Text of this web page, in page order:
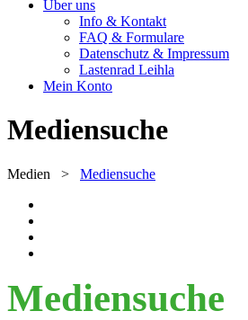
Über uns
Info & Kontakt
FAQ & Formulare
Datenschutz & Impressum
Lastenrad Leihla
Mein Konto
Mediensuche
Medien > Mediensuche
Mediensuche